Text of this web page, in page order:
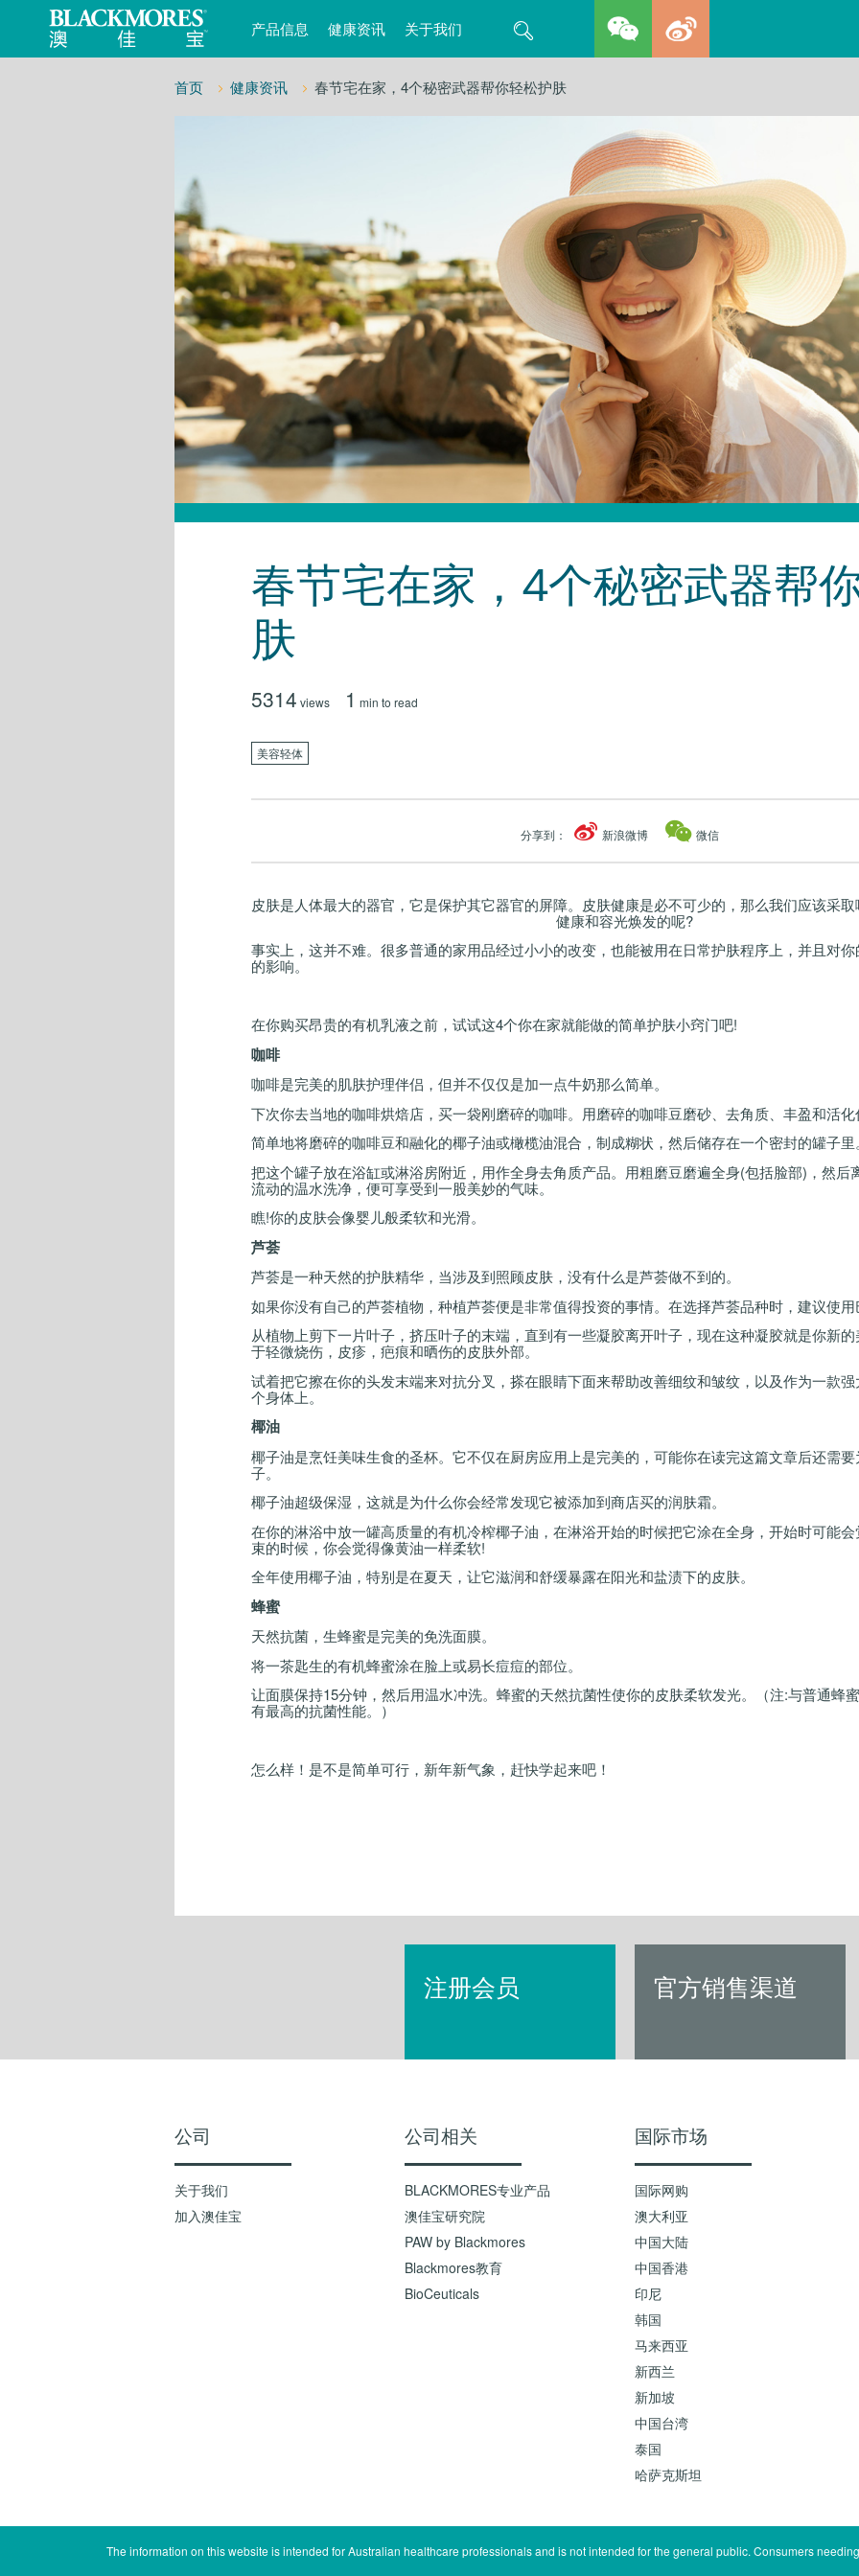
产品信息 健康资讯 关于我们 Search
首页 健康资讯 春节宅在家，4个秘密武器帮你轻松护肤
春节宅在家，4个秘密武器帮
肤
5314 views 1 min to read
美容轻体
分享到： 新浪微博 微信
皮肤是人体最大的器官，它是保护其它器官的屏障。皮肤健康是必不可少的，那么我们应该采
健康和容光焕发的呢?
事实上，这并不难。很多普通的家用品经过小小的改变，也能被用在日常护肤程序上，并且对
的影响。
在你购买昂贵的有机乳液之前，试试这4个你在家就能做的简单护肤小窍门吧!
咖啡
咖啡是完美的肌肤护理伴侣，但并不仅仅是加一点牛奶那么简单。
下次你去当地的咖啡烘焙店，买一袋刚磨碎的咖啡。用磨碎的咖啡豆磨砂、去角质、丰盈和活
简单地将磨碎的咖啡豆和融化的椰子油或橄榄油混合，制成糊状，然后储存在一个密封的罐子里
把这个罐子放在浴缸或淋浴房附近，用作全身去角质产品。用粗磨豆磨遍全身(包括脸部) ，然后
流动的温水洗净，便可享受到一股美妙的气味。
瞧!你的皮肤会像婴儿般柔软和光滑。
芦荟
芦荟是一种天然的护肤精华，当涉及到照顾皮肤，没有什么是芦荟做不到的。
如果你没有自己的芦荟植物，种植芦荟便是非常值得投资的事情。在选择芦荟品种时，建议使
从植物上剪下一片叶子，挤压叶子的末端，直到有一些凝胶离开叶子，现在这种凝胶就是你新
于轻微烧伤，皮疹，疤痕和晒伤的皮肤外部。
试着把它擦在你的头发末端来对抗分叉，搽在眼睛下面来帮助改善细纹和皱纹，以及作为一款
个身体上。
椰油
椰子油是烹饪美味生食的圣杯。它不仅在厨房应用上是完美的，可能你在读完这篇文章后还需
子。
椰子油超级保湿，这就是为什么你会经常发现它被添加到商店买的润肤霜。
在你的淋浴中放一罐高质量的有机冷榨椰子油，在淋浴开始的时候把它涂在全身，开始时可能
束的时候，你会觉得像黄油一样柔软!
全年使用椰子油，特别是在夏天，让它滋润和舒缓暴露在阳光和盐渍下的皮肤。
蜂蜜
天然抗菌，生蜂蜜是完美的免洗面膜。
将一茶匙生的有机蜂蜜涂在脸上或易长痘痘的部位。
让面膜保持15分钟，然后用温水冲洗。蜂蜜的天然抗菌性使你的皮肤柔软发光。（注:与普通蜂
有最高的抗菌性能。）
怎么样！是不是简单可行，新年新气象，赶快学起来吧！
注册会员 官方销售渠道
公司
关于我们
加入澳佳宝
公司相关
BLACKMORES专业产品
澳佳宝研究院
PAW by Blackmores
Blackmores教育
BioCeuticals
国际市场
国际网购
澳大利亚
中国大陆
中国香港
印尼
韩国
马来西亚
新西兰
新加坡
中国台湾
泰国
哈萨克斯坦
The information on this website is intended for Australian healthcare professionals and is not intended for the general public. Consumers